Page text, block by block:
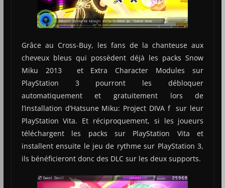
Grâce au Cross-Buy, les fans de la chanteuse aux
cheveux bleus qui possèdent déjà les packs Snow
Miku 2013 et Extra Character Modules sur
PlayStation 3 pourront les débloquer
automatiquement et gratuitement lors de
l’installation d’Hatsune Miku: Project DIVA f sur leur
PlayStation Vita. Et réciproquement, si les joueurs
téléchargent les packs sur PlayStation Vita et
installent ensuite le jeu de rythme sur PlayStation 3,
ils bénéficieront donc des DLC sur les deux supports.